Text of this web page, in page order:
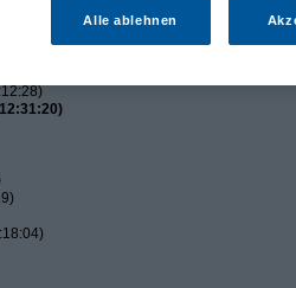
Alle ablehnen